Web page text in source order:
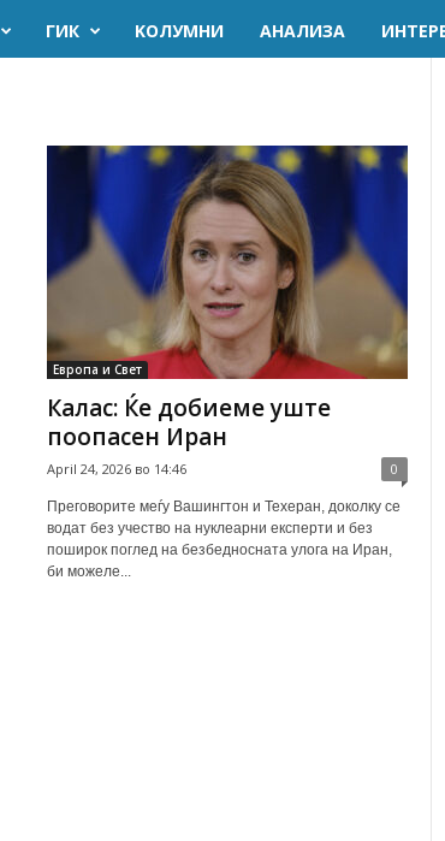
ГИК KОЛУМНИ AНАЛИЗА
Европа и Свет
Калас: Ќе добиеме уште
поопасен Иран
April 24, 2026 во 14:46 0
Преговорите меѓу Вашингтон и Техеран, доколку се
водат без учество на нуклеарни експерти и без
поширок поглед на безбедносната улога на Иран,
би можеле...